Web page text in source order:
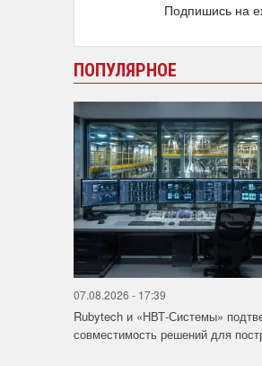
Подпишись на
ПОПУЛЯРНОЕ
07.08.2026 - 17:39
Rubytech и «НВТ-Системы»
совместимость решений для